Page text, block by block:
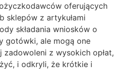
oferujących
sklepów z artykułami
składania wniosków o
gotówki, ale mogą one
zadowoleni z wysokich opłat,
i odkryli, że krótkie i